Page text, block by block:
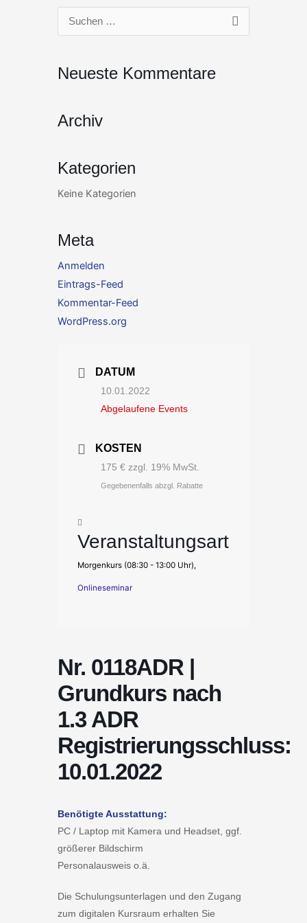
Suchen
Neueste Kommentare
Archiv
Kategorien
Keine Kategorien
Meta
Anmelden
Eintrags-Feed
Kommentar-Feed
WordPress.org
DATUM
10.01.2022
Abgelaufene Events
KOSTEN
175 € zzgl. 19% MwSt.
Gegebenenfalls abzgl. Rabatte
Veranstaltungsart
Morgenkurs (08:30 - 13:00 Uhr),
Onlineseminar
Nr. 0118ADR |
Grundkurs nach
1.3 ADR
Registrierungsschluss:
10.01.2022
Benötigte Ausstattung:
PC / Laptop mit Kamera und Headset, ggf.
größerer Bildschirm
Personalausweis o.ä.
Die Schulungsunterlagen und den Zugang
zum digitalen Kursraum erhalten Sie